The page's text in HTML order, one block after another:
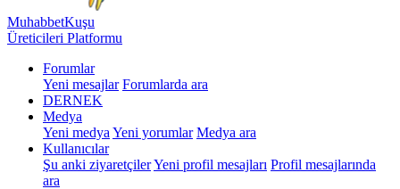
MuhabbetKuşu
Üreticileri Platformu
Forumlar
Yeni mesajlar Forumlarda ara
DERNEK
Medya
Yeni medya Yeni yorumlar Medya ara
Kullanıcılar
Şu anki ziyaretçilerYeni profil mesajları Profil mesajlarında
ara